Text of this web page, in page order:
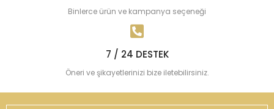
Binlerce ürün ve kampanya seçeneği
7 / 24 DESTEK
Öneri ve şikayetlerinizi bize iletebilirsiniz.